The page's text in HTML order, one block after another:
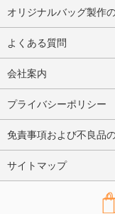
オリジナルバッグ製作
よくある質問
会社案内
プライバシーポリシー
免責事項および不良品
サイトマップ